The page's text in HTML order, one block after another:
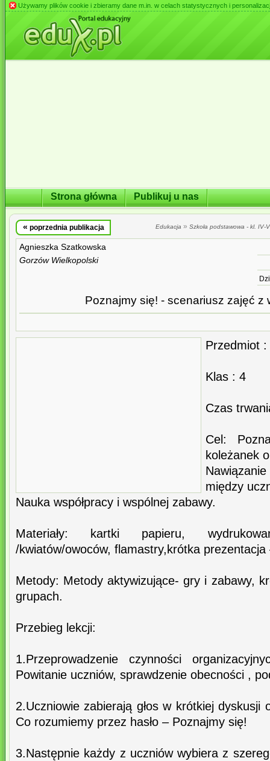
Używamy plików cookie i zbieramy dane m.in. w celach statystycznych i
Strona główna Publikuj u nas
« poprzednia publikacja Edukacja » Szkoła podstawowa - kl. IV-
Agnieszka Szatkowska
Gorzów Wielkopolski
Poznajmy się! - scenariusz zajęć z
Przedmiot
Klas : 4
Czas
Cel:
koleżanek
między
Nauka współpracy i wspólnej zabawy.
Materiały: kartki papieru,
/kwiatów/owoców, flamastry,krótka
Metody: Metody aktywizujące- gry i zabawy,
grupach.
Przebieg lekcji:
1.Przeprowadzenie czynności
Powitanie uczniów, sprawdzenie obecności ,
2.Uczniowie zabierają głos w krótkiej dyskusji
Co rozumiemy przez hasło – Poznajmy się!
3.Następnie każdy z uczniów wybiera z